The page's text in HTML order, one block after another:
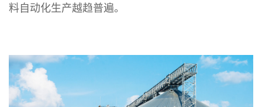
料自动化生产越趋普遍。